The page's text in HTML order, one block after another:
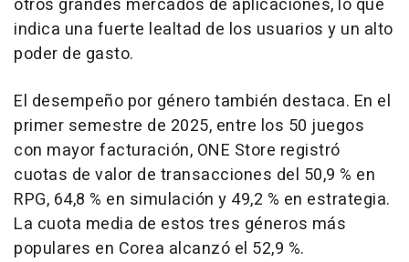
otros grandes mercados de aplicaciones, lo que
indica una fuerte lealtad de los usuarios y un alto
poder de gasto.
El desempeño por género también destaca. En el
primer semestre de 2025, entre los 50 juegos
con mayor facturación, ONE Store registró
cuotas de valor de transacciones del 50,9 % en
RPG, 64,8 % en simulación y 49,2 % en estrategia.
La cuota media de estos tres géneros más
populares en Corea alcanzó el 52,9 %.